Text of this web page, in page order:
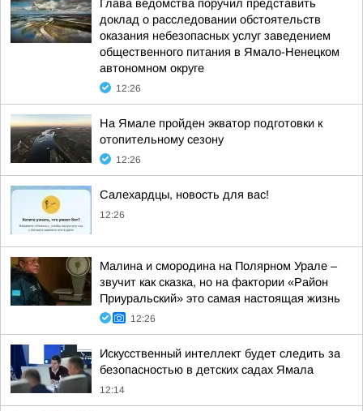
Глава ведомства поручил представить
доклад о расследовании обстоятельств
оказания небезопасных услуг заведением
общественного питания в Ямало-Ненецком
автономном округе
12:26
На Ямале пройден экватор подготовки к
отопительному сезону
12:26
Салехардцы, новость для вас!
12:26
Малина и смородина на Полярном Урале –
звучит как сказка, но на фактории «Район
Приуральский» это самая настоящая жизнь
12:26
Искусственный интеллект будет следить за
безопасностью в детских садах Ямала
12:14